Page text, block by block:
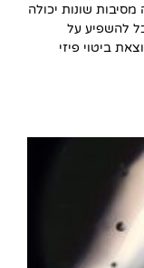
שונות יכולה
להשפיע על
ביטוי פיזי